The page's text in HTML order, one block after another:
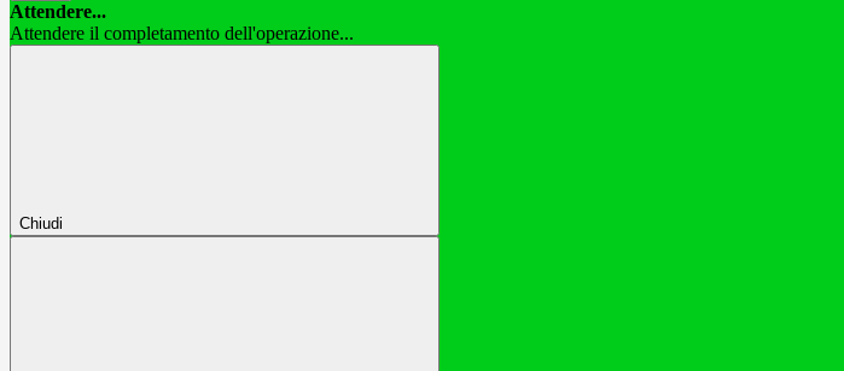
Attendere...
Attendere il completamento dell'operazione...
Chiudi